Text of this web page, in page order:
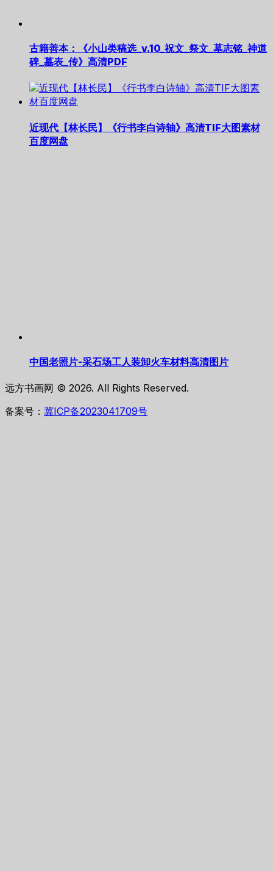
古籍善本：《小山类稿选_v.10_祝文_祭文_墓志铭_神道
碑_墓表_传》高清PDF
近现代【林长民】《行书李白诗轴》高清TIF大图素材
百度网盘
中国老照片-采石场工人装卸火车材料高清图片
远方书画网 © 2026. All Rights Reserved.
备案号： 冀ICP备2023041709号